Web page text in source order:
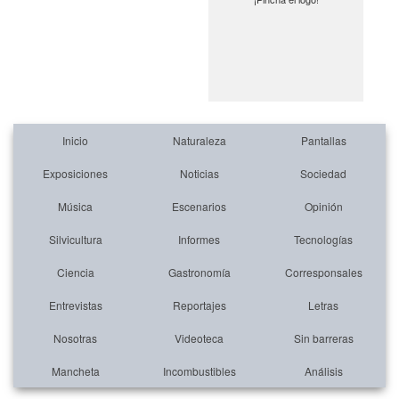
Inicio Naturaleza Pantallas
Exposiciones Noticias Sociedad
Música Escenarios Opinión
Silvicultura Informes Tecnologías
Ciencia Gastronomía Corresponsales
Entrevistas Reportajes Letras
Nosotras Videoteca Sin barreras
Mancheta Incombustibles Análisis